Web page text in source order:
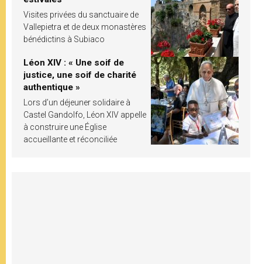
Visites privées du sanctuaire de
Vallepietra et de deux monastères
bénédictins à Subiaco
Léon XIV : « Une soif de
justice, une soif de charité
authentique »
Lors d’un déjeuner solidaire à
Castel Gandolfo, Léon XIV appelle
à construire une Église
accueillante et réconciliée